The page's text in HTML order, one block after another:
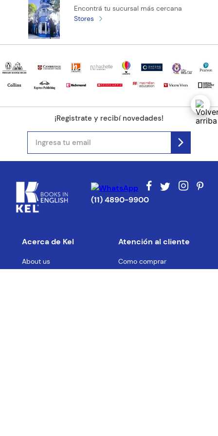
Tu ubicación
Dirección de email
Escribe un comentario
Encontrá tu sucursal más cercana
Stores
¡Registrate y recibí novedades!
(11) 4890-9900
Acerca de Kel
About us
Atención al cliente
Como comprar